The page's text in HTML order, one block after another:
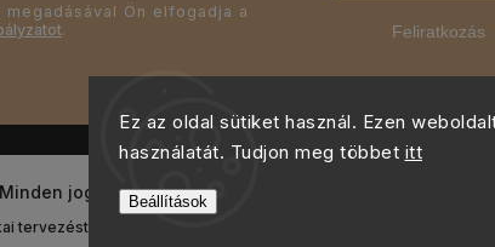
Ez az oldal sütiket használ. Ezen
használatát. Tudjon meg többet itt
Beállítások
Ön elfogadja a
. Feliratkozás
jog fenntartva.
tervezést